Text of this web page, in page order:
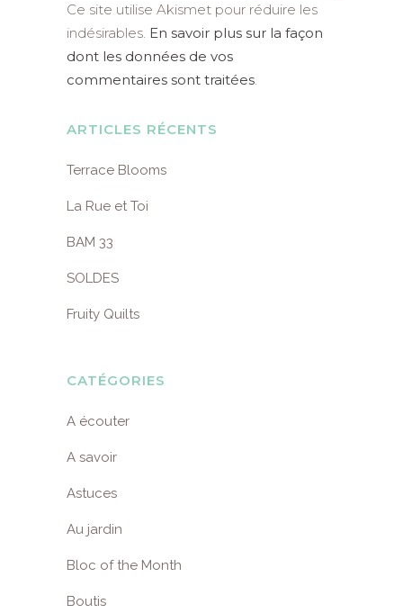
Ce site utilise Akismet pour réduire les
indésirables. En savoir plus sur la façon
dont les données de vos
commentaires sont traitées.
ARTICLES RÉCENTS
Terrace Blooms
La Rue et Toi
BAM 33
SOLDES
Fruity Quilts
CATÉGORIES
A écouter
A savoir
Astuces
Au jardin
Bloc of the Month
Boutis